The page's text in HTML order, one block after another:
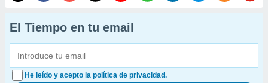
El Tiempo en tu email
He leído y acepto la política de privacidad.